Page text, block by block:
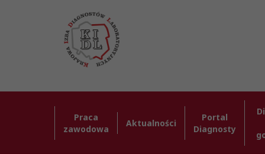
Praca
zawodowa
Aktualności
Portal
Diagnosty